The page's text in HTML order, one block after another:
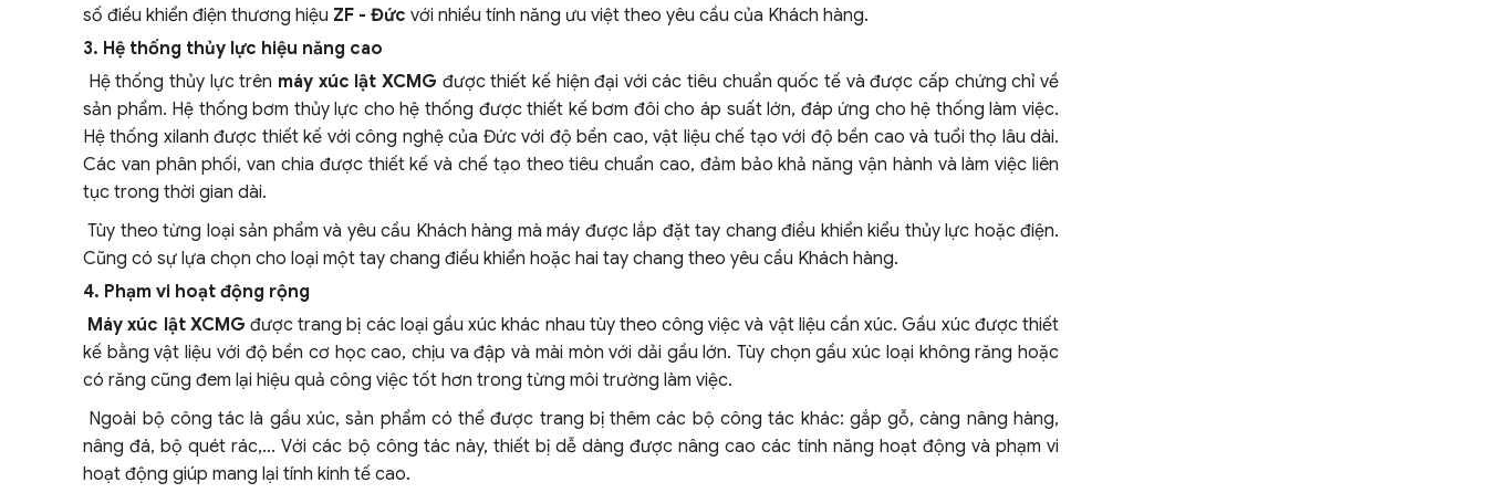
số điều khiển điện thương hiệu ZF - Đức với nhiều tính năng ưu việt theo yêu cầu của Khách hàng.
3. Hệ thống thủy lực hiệu năng cao
Hệ thống thủy lực trên máy xúc lật XCMG được thiết kế hiện đại với các tiêu chuẩn quốc tế và được cấp chứng chỉ về
sản phẩm. Hệ thống bơm thủy lực cho hệ thống được thiết kế bơm đôi cho áp suất lớn, đáp ứng cho hệ thống làm việc.
Hệ thống xilanh được thiết kế với công nghệ của Đức với độ bền cao, vật liệu chế tạo với độ bền cao và tuổi thọ lâu dài.
Các van phân phối, van chia được thiết kế và chế tạo theo tiêu chuẩn cao, đảm bảo khả năng vận hành và làm việc liên
tục trong thời gian dài.
Tùy theo từng loại sản phẩm và yêu cầu Khách hàng mà máy được lắp đặt tay chang điều khiển kiểu thủy lực hoặc điện.
Cũng có sự lựa chọn cho loại một tay chang điều khiển hoặc hai tay chang theo yêu cầu Khách hàng.
4. Phạm vi hoạt động rộng
Máy xúc lật XCMG được trang bị các loại gầu xúc khác nhau tùy theo công việc và vật liệu cần xúc. Gầu xúc được thiết
kế bằng vật liệu với độ bền cơ học cao, chịu va đập và mài mòn với dải gầu lớn. Tùy chọn gầu xúc loại không răng hoặc
có răng cũng đem lại hiệu quả công việc tốt hơn trong từng môi trường làm việc.
Ngoài bộ công tác là gầu xúc, sản phẩm có thể được trang bị thêm các bộ công tác khác: gắp gỗ, càng nâng hàng,
nâng đá, bộ quét rác,... Với các bộ công tác này, thiết bị dễ dàng được nâng cao các tính năng hoạt động và phạm vi
hoạt động giúp mang lại tính kinh tế cao.